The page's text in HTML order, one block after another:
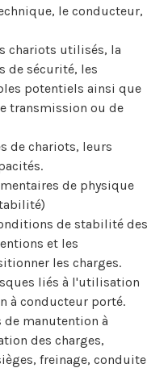
le conducteur,
chariots utilisés, la
de sécurité, les
potentiels ainsi que
transmission ou de
de chariots, leurs
de physique
de stabilité des
et les
les charges.
liés à l'utilisation
à conducteur porté.
manutention à
des charges,
freinage, conduite